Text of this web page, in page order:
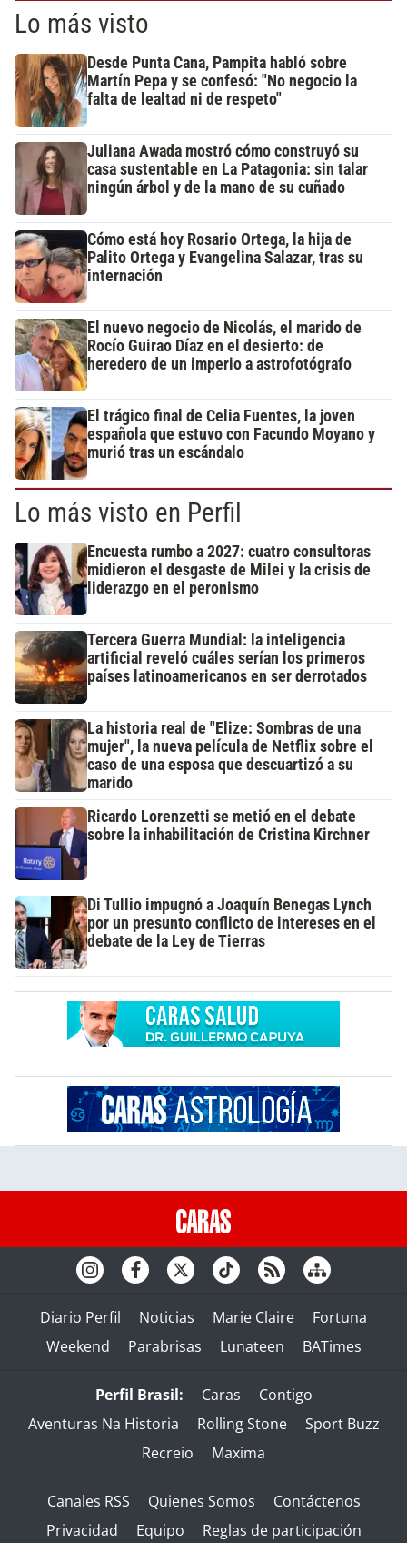
Lo más visto
Desde Punta Cana, Pampita habló sobre
Martín Pepa y se confesó: "No negocio la
falta de lealtad ni de respeto"
Juliana Awada mostró cómo construyó su
casa sustentable en La Patagonia: sin talar
ningún árbol y de la mano de su cuñado
Cómo está hoy Rosario Ortega, la hija de
Palito Ortega y Evangelina Salazar, tras su
internación
El nuevo negocio de Nicolás, el marido de
Rocío Guirao Díaz en el desierto: de
heredero de un imperio a astrofotógrafo
El trágico final de Celia Fuentes, la joven
española que estuvo con Facundo Moyano y
murió tras un escándalo
Lo más visto en Perfil
Encuesta rumbo a 2027: cuatro consultoras
midieron el desgaste de Milei y la crisis de
liderazgo en el peronismo
Tercera Guerra Mundial: la inteligencia
artificial reveló cuáles serían los primeros
países latinoamericanos en ser derrotados
La historia real de "Elize: Sombras de una
mujer", la nueva película de Netflix sobre el
caso de una esposa que descuartizó a su
marido
Ricardo Lorenzetti se metió en el debate
sobre la inhabilitación de Cristina Kirchner
Di Tullio impugnó a Joaquín Benegas Lynch
por un presunto conflicto de intereses en el
debate de la Ley de Tierras
Diario Perfil Noticias Marie Claire
Fortuna
Weekend
Parabrisas Lunateen BATimes
Perfil Brasil: Caras
Contigo
Aventuras Na Historia
Rolling Stone
Sport Buzz
Recreio
Maxima
Canales RSS Quienes Somos
Contáctenos
Privacidad
Equipo Reglas de participación